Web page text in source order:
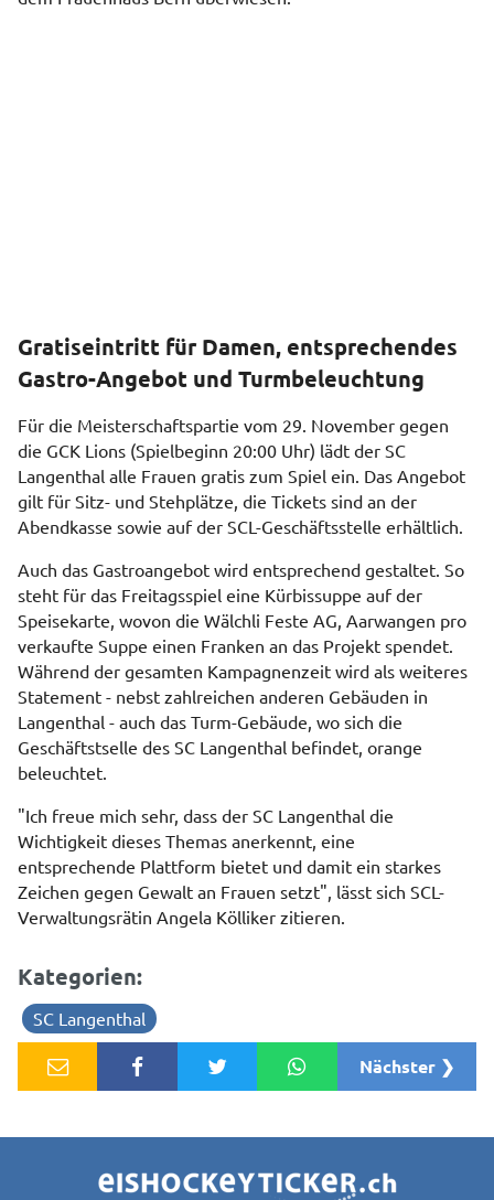
Gratiseintritt für Damen, entsprechendes
Gastro-Angebot und Turmbeleuchtung
Für die Meisterschaftspartie vom 29. November gegen
die GCK Lions (Spielbeginn 20:00 Uhr) lädt der SC
Langenthal alle Frauen gratis zum Spiel ein. Das Angebot
gilt für Sitz- und Stehplätze, die Tickets sind an der
Abendkasse sowie auf der SCL-Geschäftsstelle erhältlich.
Auch das Gastroangebot wird entsprechend gestaltet. So
steht für das Freitagsspiel eine Kürbissuppe auf der
Speisekarte, wovon die Wälchli Feste AG, Aarwangen pro
verkaufte Suppe einen Franken an das Projekt spendet.
Während der gesamten Kampagnenzeit wird als weiteres
Statement - nebst zahlreichen anderen Gebäuden in
Langenthal - auch das Turm-Gebäude, wo sich die
Geschäftstselle des SC Langenthal befindet, orange
beleuchtet.
"Ich freue mich sehr, dass der SC Langenthal die
Wichtigkeit dieses Themas anerkennt, eine
entsprechende Plattform bietet und damit ein starkes
Zeichen gegen Gewalt an Frauen setzt", lässt sich SCL-
Verwaltungsrätin Angela Kölliker zitieren.
Kategorien:
SC Langenthal
Nächster ❯